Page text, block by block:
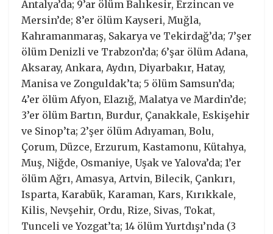
Antalya’da; 9’ar ölüm Balıkesir, Erzincan ve
Mersin’de; 8’er ölüm Kayseri, Muğla,
Kahramanmaraş, Sakarya ve Tekirdağ’da; 7’şer
ölüm Denizli ve Trabzon’da; 6’şar ölüm Adana,
Aksaray, Ankara, Aydın, Diyarbakır, Hatay,
Manisa ve Zonguldak’ta; 5 ölüm Samsun’da;
4’er ölüm Afyon, Elazığ, Malatya ve Mardin’de;
3’er ölüm Bartın, Burdur, Çanakkale, Eskişehir
ve Sinop’ta; 2’şer ölüm Adıyaman, Bolu,
Çorum, Düzce, Erzurum, Kastamonu, Kütahya,
Muş, Niğde, Osmaniye, Uşak ve Yalova’da; 1’er
ölüm Ağrı, Amasya, Artvin, Bilecik, Çankırı,
Isparta, Karabük, Karaman, Kars, Kırıkkale,
Kilis, Nevşehir, Ordu, Rize, Sivas, Tokat,
Tunceli ve Yozgat’ta; 14 ölüm Yurtdışı’nda (3